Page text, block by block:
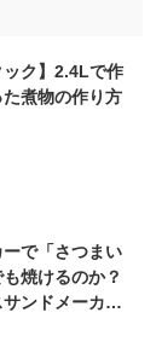
ック】2.4Lで作
煮物の作り方
で「さつまい
焼けるのか？
ンドメーカ